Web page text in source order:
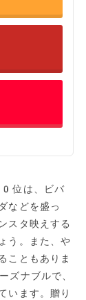
位は、ビバ
などを盛っ
スタ映えする
う。また、や
こともありま
ナブルで、
います。贈り